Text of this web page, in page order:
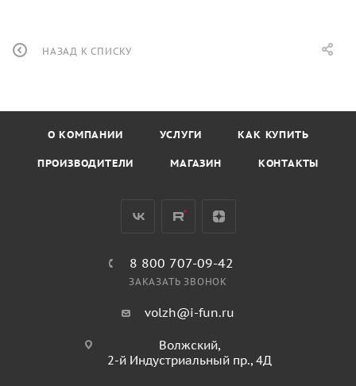
НАЗАД К СПИСКУ
О КОМПАНИИ УСЛУГИ КАК КУПИТЬ
ПРОИЗВОДИТЕЛИ МАГАЗИН КОНТАКТЫ
8 800 707-09-42
ЗАКАЗАТЬ ЗВОНОК
volzh@i-fun.ru
Волжский,
2-й Индустриальный пр., 4Д